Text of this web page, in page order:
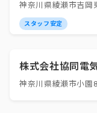
神奈川県綾瀬市吉岡
スタッフ安定
株式会社協同電
神奈川県綾瀬市小園